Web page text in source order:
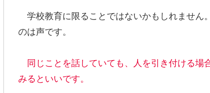
学校教育に限ることではないかもしれません
のは声です。
同じことを話していても、人を引き付ける場
みるといいです。